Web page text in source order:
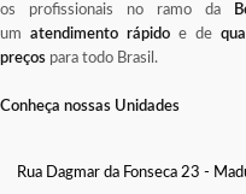
os profissionais no ramo da
um atendimento rápido e de
preços para todo Brasil.
Conheça nossas Unidades
Rua Dagmar da Fonseca 23 -